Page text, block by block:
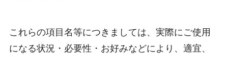
これらの項目名等につきましては、実際にご使用
になる状況・必要性・お好みなどにより、適宜、